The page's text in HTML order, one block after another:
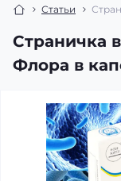
Статьи
Страничка
Флора в